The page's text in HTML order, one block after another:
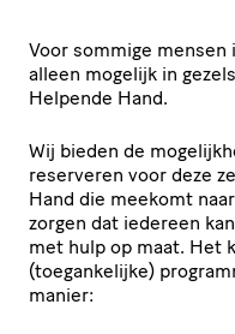
Voor sommige mensen
alleen mogelijk in
Helpende Hand.
Wij bieden de
reserveren voor deze
Hand die meekomt
zorgen dat iedereen
met hulp op maat. Het
(toegan­ke­lijke)
manier: